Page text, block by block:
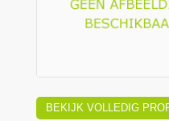
BEKIJK VOLLEDIG